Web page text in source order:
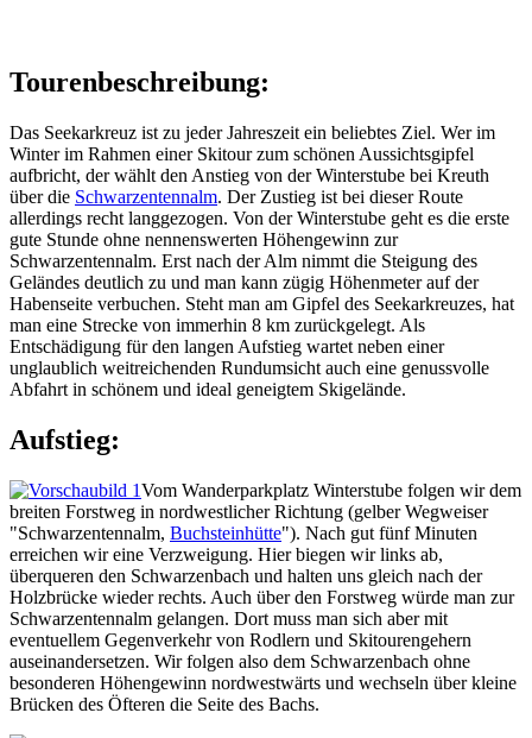
Tourenbeschreibung:
Das Seekarkreuz ist zu jeder Jahreszeit ein beliebtes Ziel. Wer im
Winter im Rahmen einer Skitour zum schönen Aussichtsgipfel
aufbricht, der wählt den Anstieg von der Winterstube bei Kreuth
über die Schwarzentennalm. Der Zustieg ist bei dieser Route
allerdings recht langgezogen. Von der Winterstube geht es die erste
gute Stunde ohne nennenswerten Höhengewinn zur
Schwarzentennalm. Erst nach der Alm nimmt die Steigung des
Geländes deutlich zu und man kann zügig Höhenmeter auf der
Habenseite verbuchen. Steht man am Gipfel des Seekarkreuzes, hat
man eine Strecke von immerhin 8 km zurückgelegt. Als
Entschädigung für den langen Aufstieg wartet neben einer
unglaublich weitreichenden Rundumsicht auch eine genussvolle
Abfahrt in schönem und ideal geneigtem Skigelände.
Aufstieg:
Vom Wanderparkplatz Winterstube folgen wir dem
breiten Forstweg in nordwestlicher Richtung (gelber Wegweiser
"Schwarzentennalm, Buchsteinhütte"). Nach gut fünf Minuten
erreichen wir eine Verzweigung. Hier biegen wir links ab,
überqueren den Schwarzenbach und halten uns gleich nach der
Holzbrücke wieder rechts. Auch über den Forstweg würde man zur
Schwarzentennalm gelangen. Dort muss man sich aber mit
eventuellem Gegenverkehr von Rodlern und Skitourengehern
auseinandersetzen. Wir folgen also dem Schwarzenbach ohne
besonderen Höhengewinn nordwestwärts und wechseln über kleine
Brücken des Öfteren die Seite des Bachs.